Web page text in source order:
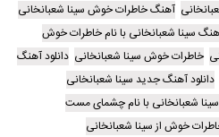
آهنگ خاطرات خوش سینا شعبانخانی
سینا شعبانخانی با نام خاطرات خوش
خاطرات خوش سینا شعبانخانی دانلود آهنگ
دانلود آهنگ جدید سینا شعبانخانی
شعبانخانی با نام چشماى مست
خوش از سینا شعبانخانی